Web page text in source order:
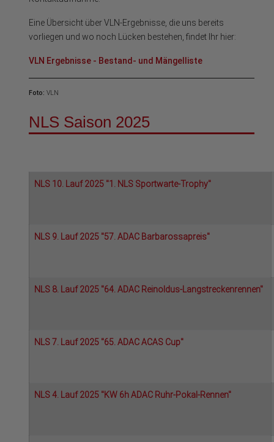
Eine Übersicht über VLN-Ergebnisse, die uns bereits
vorliegen und wo noch Lücken bestehen, findet Ihr hier:
VLN Ergebnisse - Bestand- und Mängelliste
Foto: VLN
NLS Saison 2025
NLS 10. Lauf 2025 "1. NLS Sportwarte-Trophy"
NLS 9. Lauf 2025 "57. ADAC Barbarossapreis"
NLS 8. Lauf 2025 "64. ADAC Reinoldus-Langstreckenrennen"
NLS 7. Lauf 2025 "65. ADAC ACAS Cup"
NLS 4. Lauf 2025 "KW 6h ADAC Ruhr-Pokal-Rennen"